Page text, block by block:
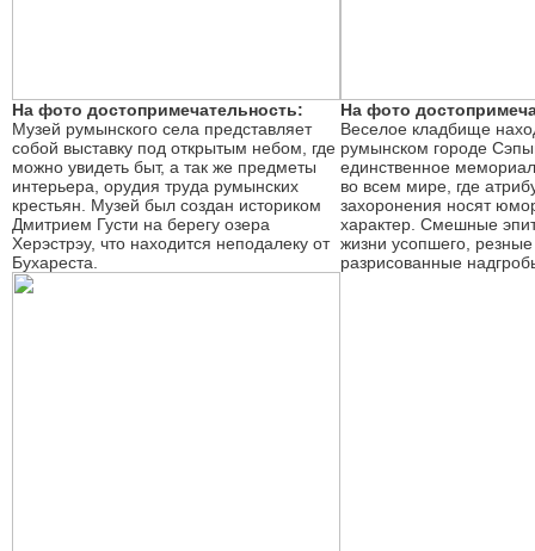
На фото достопримечательность:
Музей румынского села представляет
собой выставку под открытым небом, где
можно увидеть быт, а так же предметы
интерьера, орудия труда румынских
крестьян. Музей был создан историком
Дмитрием Густи на берегу озера
Херэстрэу, что находится неподалеку от
Бухареста.
На фото
Веселое кладбище
румынском городе
единственное
во всем мире, где
захоронения носят
характер. Смешные
жизни усопшего,
разрисованные